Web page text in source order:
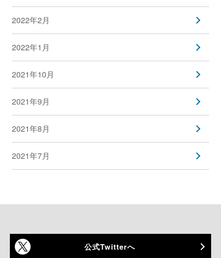
2022年2月
2022年1月
2021年10月
2021年9月
2021年8月
2021年7月
公式Twitterへ